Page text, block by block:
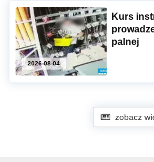
2026-08-04
Kurs
palnej
zobacz